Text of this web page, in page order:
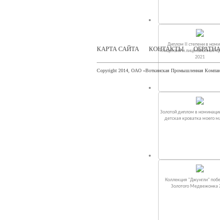
Диплом II степени в
«Лицензия и лицензионная
2021
Золотой диплом в
детская кроватка моего
Коллекция "Джунгли"
Золотого Медвежонка
КАРТА САЙТА КОНТАКТЫ
Copyright 2014, ОАО «Воткинская Промышленная